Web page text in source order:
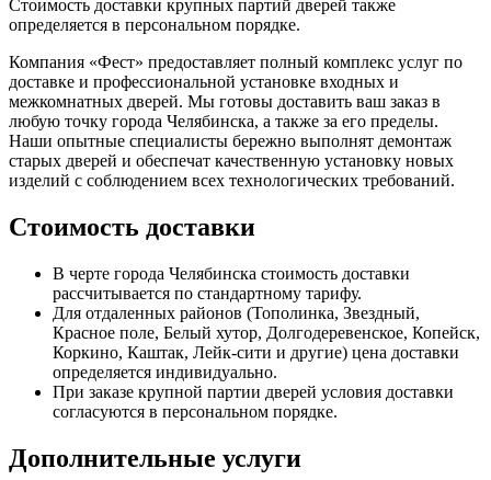
Стоимость доставки крупных партий дверей также
определяется в персональном порядке.
Компания «Фест» предоставляет полный комплекс услуг по
доставке и профессиональной установке входных и
межкомнатных дверей. Мы готовы доставить ваш заказ в
любую точку города Челябинска, а также за его пределы.
Наши опытные специалисты бережно выполнят демонтаж
старых дверей и обеспечат качественную установку новых
изделий с соблюдением всех технологических требований.
Стоимость доставки
В черте города Челябинска стоимость доставки
рассчитывается по стандартному тарифу.
Для отдаленных районов (Тополинка, Звездный,
Красное поле, Белый хутор, Долгодеревенское, Копейск,
Коркино, Каштак, Лейк-сити и другие) цена доставки
определяется индивидуально.
При заказе крупной партии дверей условия доставки
согласуются в персональном порядке.
Дополнительные услуги